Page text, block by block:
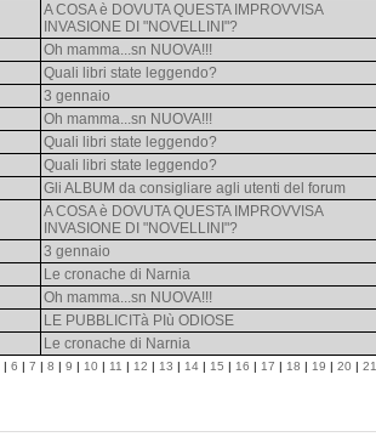
A COSA è DOVUTA QUESTA IMPROVVISA
INVASIONE DI "NOVELLINI"?
Oh mamma...sn NUOVA!!!
Quali libri state leggendo?
3 gennaio
Oh mamma...sn NUOVA!!!
Quali libri state leggendo?
Quali libri state leggendo?
Gli ALBUM da consigliare agli utenti del forum
A COSA è DOVUTA QUESTA IMPROVVISA
INVASIONE DI "NOVELLINI"?
3 gennaio
Le cronache di Narnia
Oh mamma...sn NUOVA!!!
LE PUBBLICITà PIù ODIOSE
Le cronache di Narnia
| 6 | 7 | 8 | 9 | 10 | 11 | 12 | 13 | 14 | 15 | 16 | 17 | 18 | 19 | 20 | 21